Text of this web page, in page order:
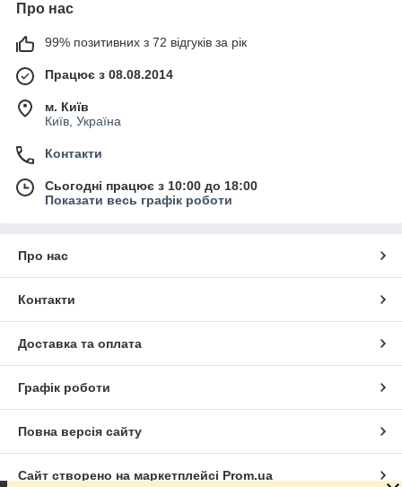
Про нас
99% позитивних з 72 відгуків за рік
Працює з 08.08.2014
м. Київ
Київ, Україна
Контакти
Сьогодні працює з 10:00 до 18:00
Показати весь графік роботи
Про нас
Контакти
Доставка та оплата
Графік роботи
Повна версія сайту
Сайт створено на маркетплейсі Prom.ua